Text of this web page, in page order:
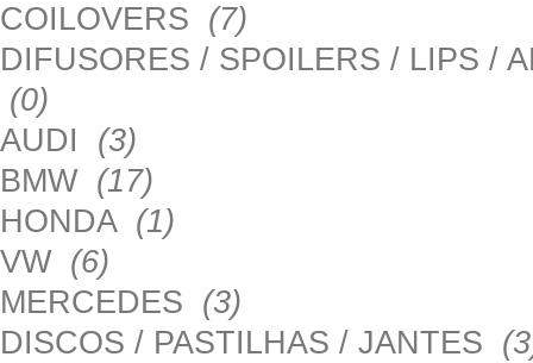
COILOVERS (7)
DIFUSORES / SPOILERS / LIPS /
(0)
AUDI (3)
BMW (17)
HONDA (1)
VW (6)
MERCEDES (3)
DISCOS / PASTILHAS / JANTES